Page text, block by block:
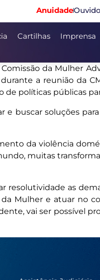
Anuidade
Cartilhas Imprensa
da Mulher
a reunião da
políticas públicas
buscar soluções
da violência
muitas
resolutividade as
Mulher e atuar no
vai ser possível